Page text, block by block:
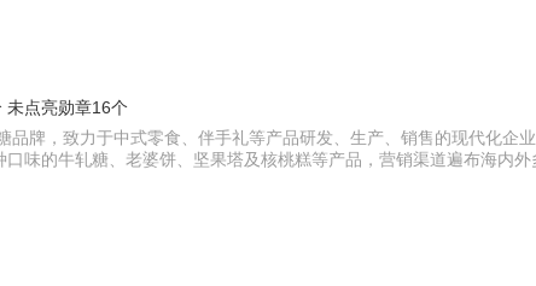
未点亮勋章16个
品牌，致力于中式零食、伴手礼等产品研发、生产、销售的现代化企
味的牛轧糖、老婆饼、坚果塔及核桃糕等产品，营销渠道遍布海内外